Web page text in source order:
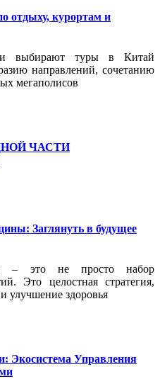
отдыху, курортам и
выбирают туры в Китай
направлений, сочетанию
мегаполисов
ЧАСТИ
Заглянуть в будущее
– это не просто набор
Это целостная стратегия,
улучшение здоровья
Экосистема Управления